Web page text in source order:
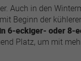
Auch in den
Beginn der
6-eckiger- oder 8-
Platz, um mit